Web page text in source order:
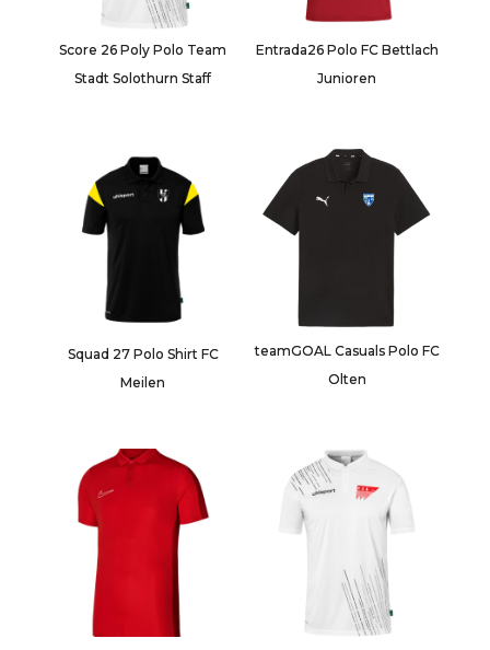
Score 26 Poly Polo Team
Stadt Solothurn Staff
Entrada26 Polo FC Bettlach
Junioren
Squad 27 Polo Shirt FC
Meilen
teamGOAL Casuals Polo FC
Olten